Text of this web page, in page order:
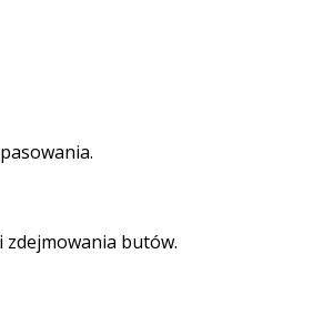
zdejmowania butów.